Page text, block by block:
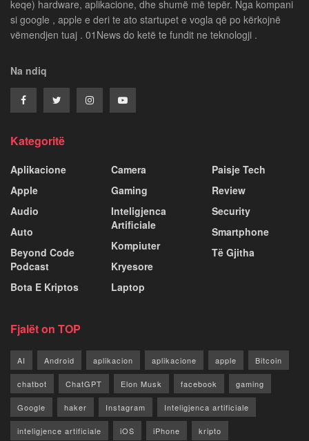
keqe) hardware, aplikacione, dhe shumë më tepër. Nga kompani
si google , apple e deri te ato startupet e vogla që po kërkojnë
vëmendjen tuaj . 01News do ketë te fundit ne teknologji .
Na ndiq
Kategoritë
Aplikacione
Apple
Audio
Auto
Beyond Code
Podcast
Bota E Kriptos
Camera
Gaming
Inteligjenca
Artificiale
Kompiuter
Kryesore
Laptop
Paisje Tech
Review
Security
Smartphone
Të Gjitha
Fjalët on TOP
AI Android aplikacion aplikacione apple Bitcoin
chatbot ChatGPT Elon Musk facebook gaming
Google haker Instagram Inteligjenca artificiale
inteligjence artificiale iOS iPhone kripto